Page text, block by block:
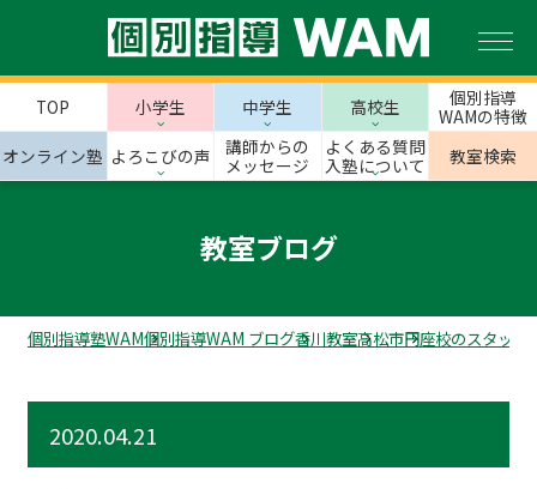
TOP 小学生 中学生 高校生
個別指導
WAMの特徴
オンライン塾 よろこびの声
講師からの
メッセージ
よくある質問
入塾について
教室検索
教室ブログ
個別指導塾WAM個別指導WAM ブログ香川教室高松市円座校のスタッフ
2020.04.21